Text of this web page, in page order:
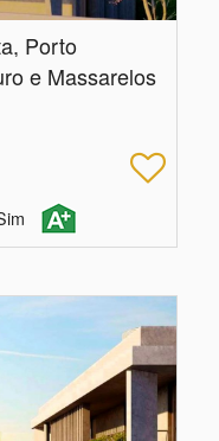
Porto
e Massarelos